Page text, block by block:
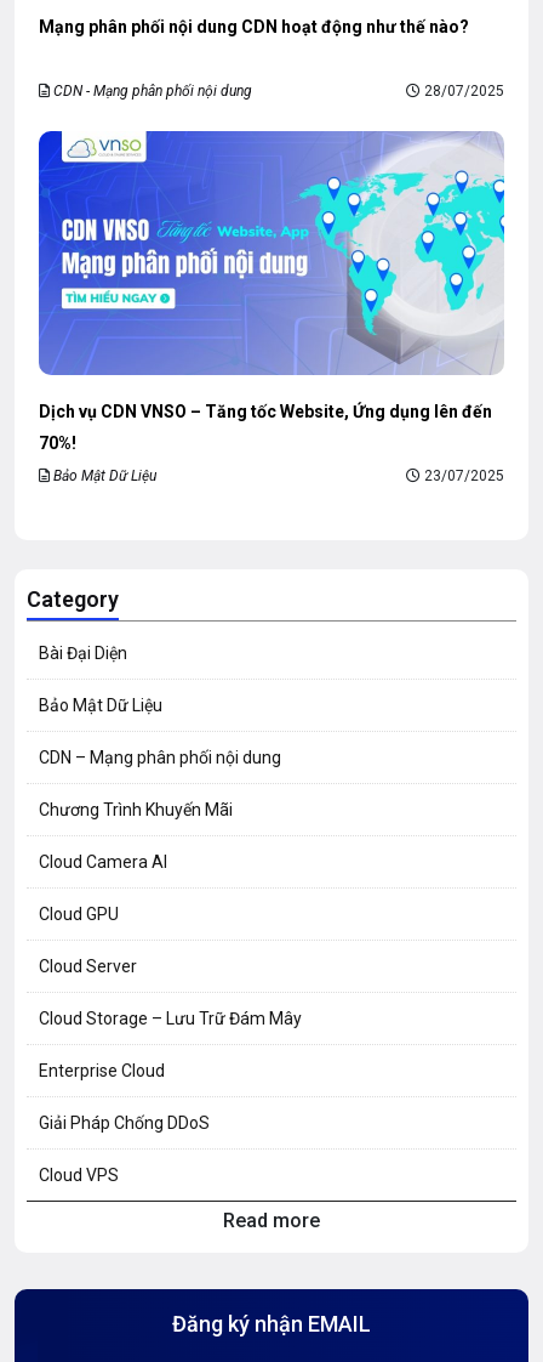
Mạng phân phối nội dung CDN hoạt động như thế nào?
CDN - Mạng phân phối nội dung 28/07/2025
Dịch vụ CDN VNSO – Tăng tốc Website, Ứng dụng lên đến
70%!
Bảo Mật Dữ Liệu 23/07/2025
Category
Bài Đại Diện
Bảo Mật Dữ Liệu
CDN – Mạng phân phối nội dung
Chương Trình Khuyến Mãi
Cloud Camera AI
Cloud GPU
Cloud Server
Cloud Storage – Lưu Trữ Đám Mây
Enterprise Cloud
Giải Pháp Chống DDoS
Cloud VPS
Hướng dẫn Tên miền
Read more
Đăng ký nhận EMAIL